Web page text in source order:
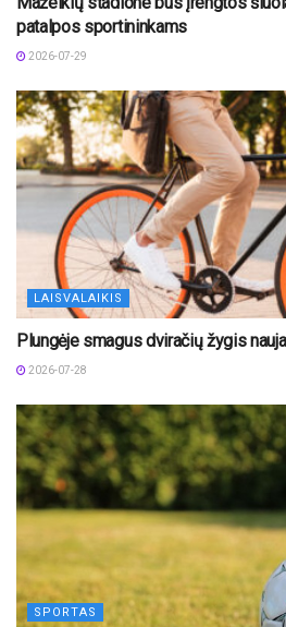
patalpos sportininkams
2026-07-29
LAISVALAIKIS
Plungėje smagus dviračių žygis
2026-07-28
SPORTAS